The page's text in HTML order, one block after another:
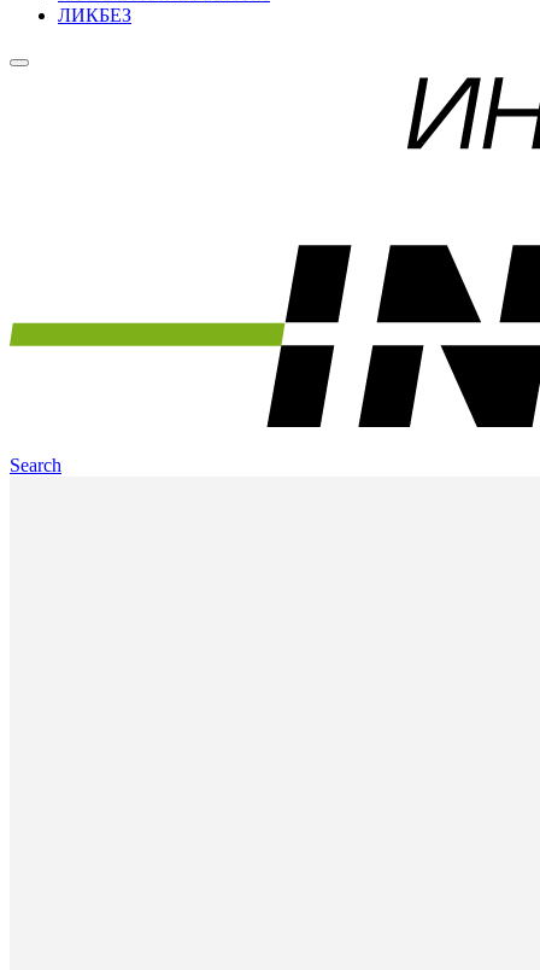
ЛИКБЕЗ
Search